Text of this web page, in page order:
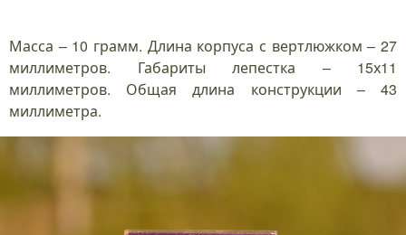
Масса – 10 грамм. Длина корпуса с вертлюжком – 27
миллиметров. Габариты лепестка – 15х11
миллиметров. Общая длина конструкции – 43
миллиметра.